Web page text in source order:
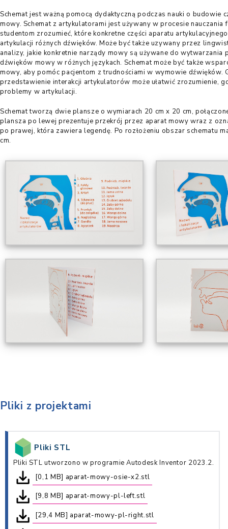
Schemat jest ważną pomocą dydaktyczną podczas nauki o budowie
mowy. Schemat z artykulatorami jest używany w procesie nauczania
studentom zrozumieć, które konkretne części aparatu
artykulacji różnych dźwięków. Może być także uzywany przez
analizy, jakie konkretnie narządy mowy są używane do wytwarzania
dźwięków mowy w różnych językach. Schemat może być także
mowy, aby pomóc pacjentom z trudnościami w wymowie dźwięków.
przedstawienie interakcji artykulatorów może ułatwić zrozumienie,
problemy w artykulacji.
Schemat tworzą dwie plansze o wymiarach 20 cm x 20 cm,
plansza po lewej prezentuje przekrój przez aparat mowy wraz z
po prawej, która zawiera legendę. Po rozłożeniu obszar schematu
cm.
Pliki z projektami
Pliki STL
Pliki STL utworzono w programie Autodesk Inventor 2023.2.
[0,1 MB] aparat-mowy-osie-x2.stl
[9,8 MB] aparat-mowy-pl-left.stl
[29,4 MB] aparat-mowy-pl-right.stl